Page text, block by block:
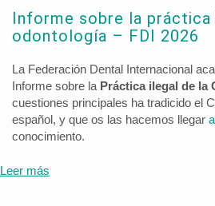
Informe sobre la práctica
odontología – FDI 2026
La Federación Dental Internacional
Informe sobre la Práctica ilegal de la
cuestiones principales ha tradicido el
español, y que os las hacemos llegar
conocimiento.
Leer más